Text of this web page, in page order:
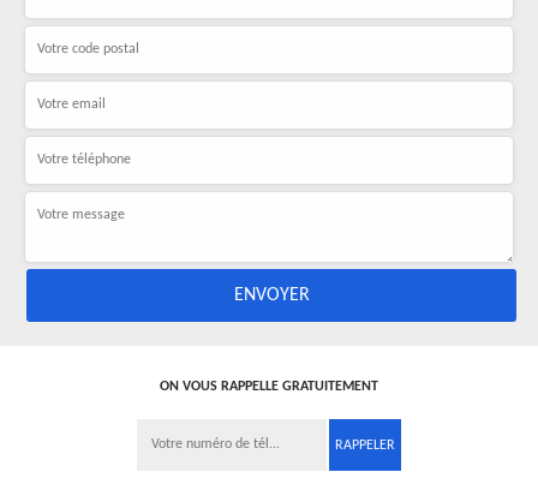
ON VOUS RAPPELLE GRATUITEMENT